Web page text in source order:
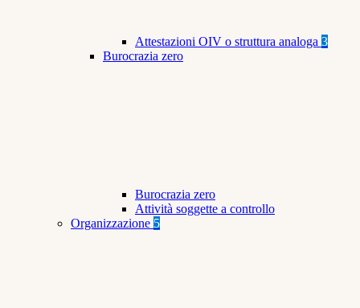
Attestazioni OIV o struttura analoga 3
Burocrazia zero
Burocrazia zero
Attività soggette a controllo
Organizzazione 5